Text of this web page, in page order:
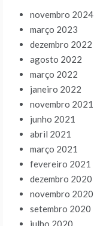
novembro 2024
março 2023
dezembro 2022
agosto 2022
março 2022
janeiro 2022
novembro 2021
junho 2021
abril 2021
março 2021
fevereiro 2021
dezembro 2020
novembro 2020
setembro 2020